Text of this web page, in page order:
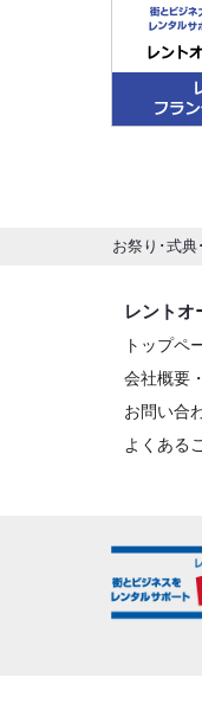
お祭り･式
レントオ
トップペ
会社概要
お問い合
よくある